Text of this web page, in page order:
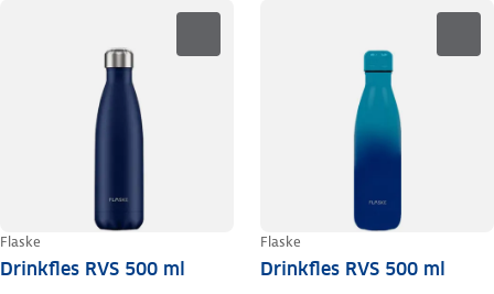
Flaske
Drinkfles RVS 500 ml
Flaske
Drinkfles RVS 500 ml